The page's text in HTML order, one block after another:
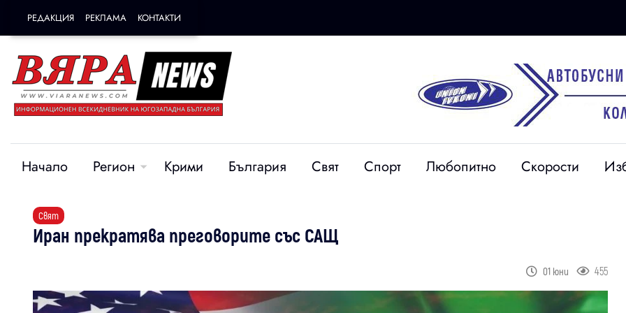
РЕДАКЦИЯ РЕКЛАМА КОНТАКТИ
Начало Регион Крими България Свят Спорт Любопитно Скорости
Свят
Иран прекратява преговорите със САЩ
01 юни 455